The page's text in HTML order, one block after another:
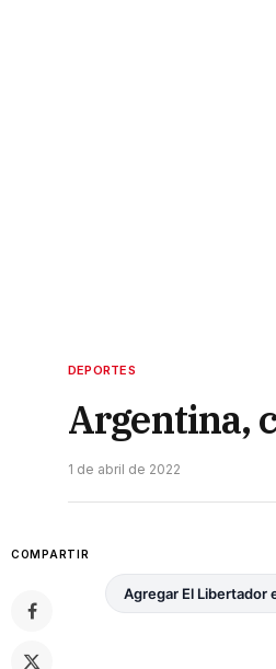
DEPORTES
Argentina,
1 de abril de 2022
COMPARTIR
Agregar El Libertador